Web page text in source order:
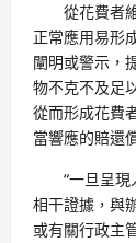
從花費者
正常應用易形
闡明或警示，
物不克不及足
從而形成花費
當響應的賠還
“一旦呈
相干證據，與
或有關行政主